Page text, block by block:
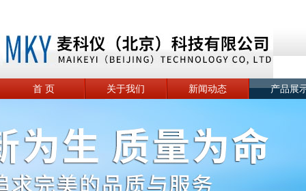
首 页 关于我们 新闻动态 产品展